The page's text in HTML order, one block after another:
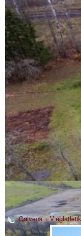
Galvenā»